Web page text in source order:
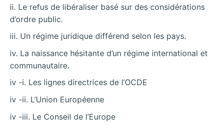
ii. Le refus de libéraliser basé sur des considérations
d’ordre public.
iii. Un régime juridique différend selon les pays.
iv. La naissance hésitante d’un régime international et
communautaire.
iv -i. Les lignes directrices de l’OCDE
iv -ii. L’Union Européenne
iv -iii. Le Conseil de l’Europe